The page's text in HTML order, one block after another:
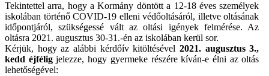
Tekintettel arra, hogy a Kormány döntött a 12-18 éves személyek
iskolában történő COVID-19 elleni védőoltásáról, illetve oltásának
időpontjáról, szükségessé vált az oltási igények felmérése. Az
oltásra 2021. augusztus 30-31.-én az iskolában kerül sor.
Kérjük, hogy az alábbi kérdőív kitöltésével2021. augusztus 3.,
kedd éjféligjelezze, hogy gyermeke részére kíván-e élni az oltás
lehetőségével: